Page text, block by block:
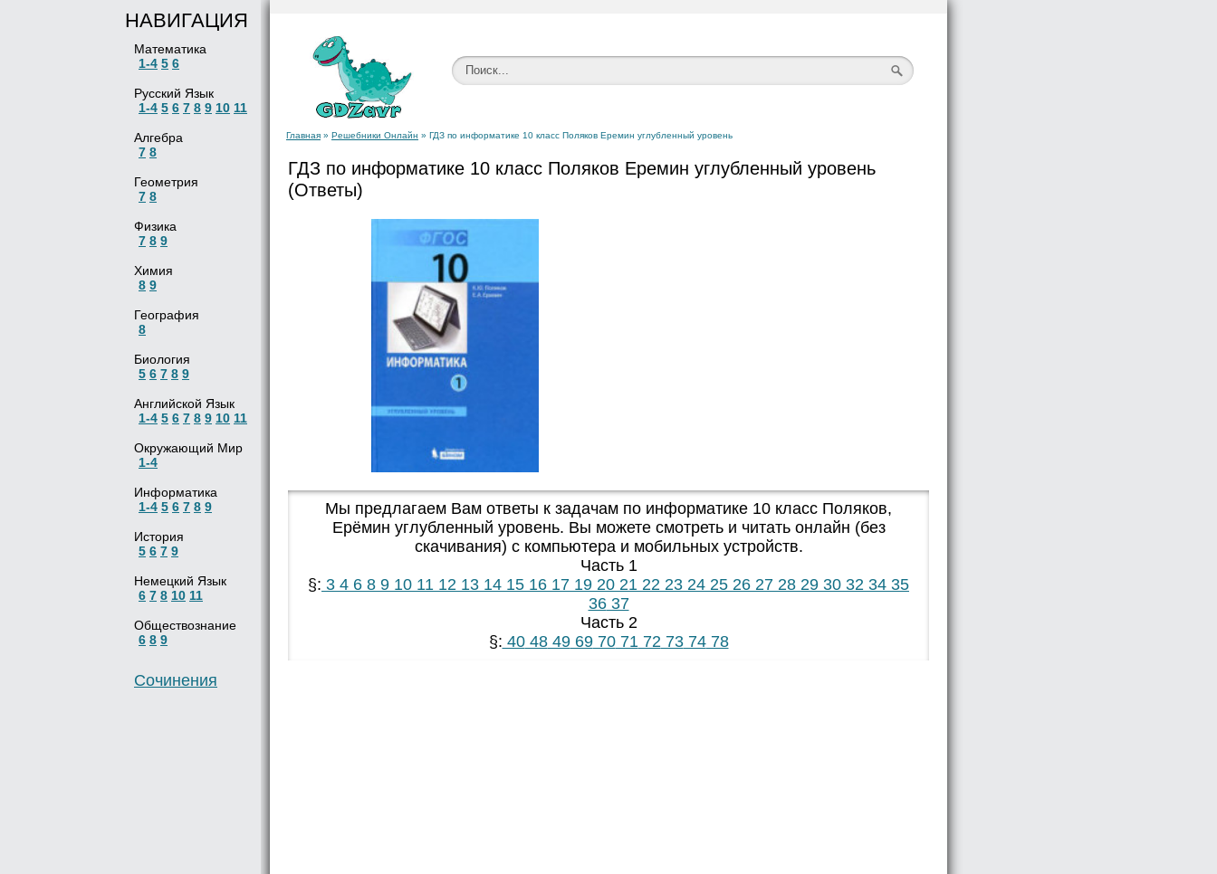
НАВИГАЦИЯ
Математика
1-4 5 6
Русский Язык
1-4 5 6 7 8 9 10 11
Алгебра
7 8
Геометрия
7 8
Физика
7 8 9
Химия
8 9
География
8
Биология
5 6 7 8 9
Английской Язык
1-4 5 6 7 8 9 10 11
Окружающий Мир
1-4
Информатика
1-4 5 6 7 8 9
История
5 6 7 9
Немецкий Язык
6 7 8 10 11
Обществознание
6 8 9
Сочинения
Главная » Решебники Онлайн » ГДЗ по информатике 10 класс Поляков Еремин углубленный уровень
ГДЗ по информатике 10 класс Поляков Еремин углубленный уровень
(Ответы)
Мы предлагаем Вам ответы к задачам по информатике 10 класс Поляков,
Ерёмин углубленный уровень. Вы можете смотреть и читать онлайн (без
скачивания) с компьютера и мобильных устройств.
Часть 1
§: 3 4 6 8 9 10 11 12 13 14 15 16 17 19 20 21 22 23 24 25 26 27 28 29 30 32 34 35
3637
Часть 2
§: 40484969707172737478